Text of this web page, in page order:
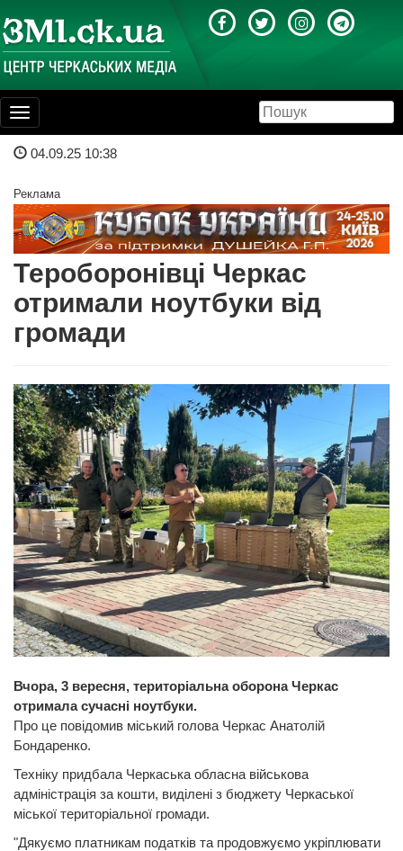
Toggle
navigation
04.09.25 10:38
Реклама
Тероборонівці Черкас
отримали ноутбуки від
громади
Вчора, 3 вересня, територіальна оборона Черкас
отримала сучасні ноутбуки.
Про це повідомив міський голова Черкас Анатолій
Бондаренко.
Техніку придбала Черкаська обласна військова
адміністрація за кошти, виділені з бюджету Черкаської
міської територіальної громади.
"Дякуємо платникам податків та продовжуємо укріплювати